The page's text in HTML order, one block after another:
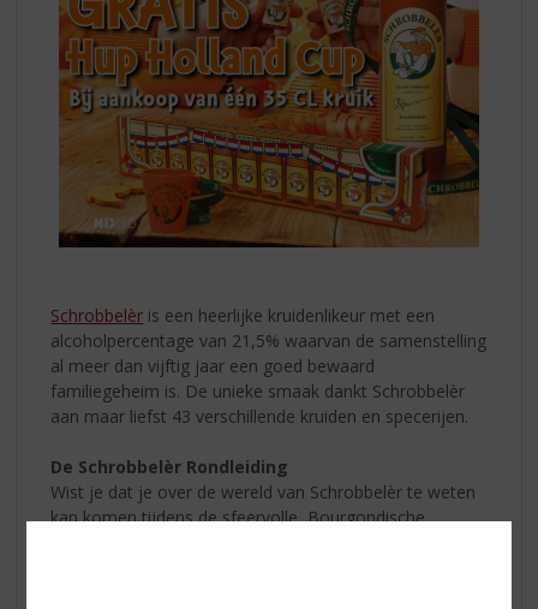
Schrobbelèr is een heerlijke kruidenlikeur met een
alcoholpercentage van 21,5% waarvan de samenstelling
al meer dan vijftig jaar een goed bewaard
familiegeheim is. De unieke smaak dankt Schrobbelèr
aan maar liefst 43 verschillende kruiden en specerijen.
De Schrobbelèr Rondleiding
Wist je dat je over de wereld van Schrobbelèr te weten
kan komen tijdens de sfeervolle, Bourgondische